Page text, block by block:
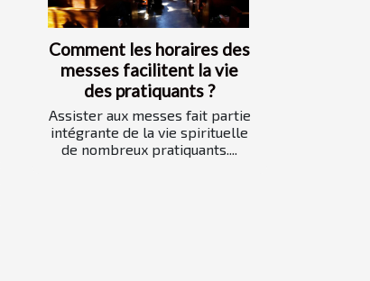
Comment les horaires des
messes facilitent la vie
des pratiquants ?
Assister aux messes fait partie
intégrante de la vie spirituelle
de nombreux pratiquants....